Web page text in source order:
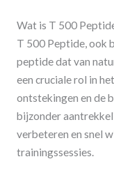
Wat is T 500
T 500 Peptide, ook
peptide dat van
een cruciale rol in
ontstekingen en de
bijzonder
verbeteren en snel
trainingssessies.